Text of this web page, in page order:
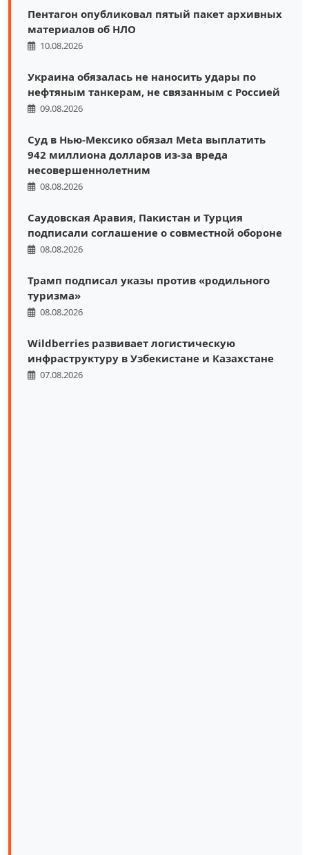
Пентагон опубликовал пятый пакет архивных
материалов об НЛО
10.08.2026
Украина обязалась не наносить удары по
нефтяным танкерам, не связанным с Россией
09.08.2026
Суд в Нью-Мексико обязал Meta выплатить
942 миллиона долларов из-за вреда
несовершеннолетним
08.08.2026
Саудовская Аравия, Пакистан и Турция
подписали соглашение о совместной обороне
08.08.2026
Трамп подписал указы против «родильного
туризма»
08.08.2026
Wildberries развивает логистическую
инфраструктуру в Узбекистане и Казахстане
07.08.2026